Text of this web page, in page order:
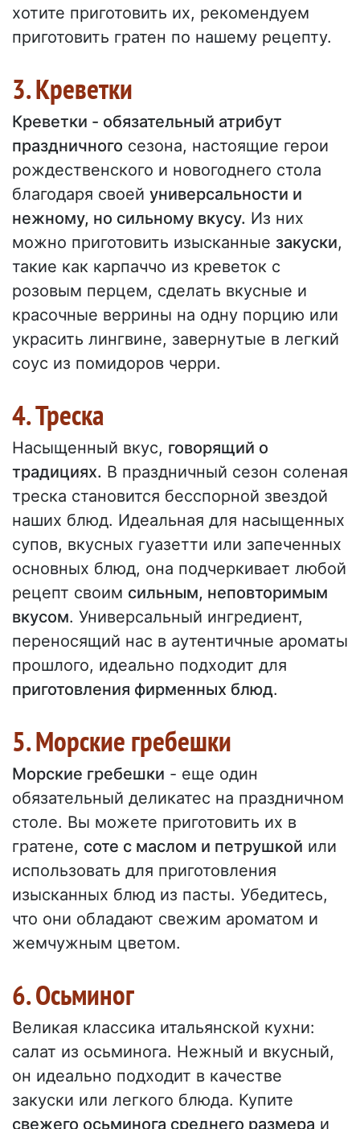
хотите приготовить их, рекомендуем
приготовить гратен по нашему рецепту.
3. Креветки
Креветки - обязательный атрибут
праздничного сезона, настоящие герои
рождественского и новогоднего стола
благодаря своей универсальности и
нежному, но сильному вкусу. Из них
можно приготовить изысканные закуски,
такие как карпаччо из креветок с
розовым перцем, сделать вкусные и
красочные веррины на одну порцию или
украсить лингвине, завернутые в легкий
соус из помидоров черри.
4. Треска
Насыщенный вкус, говорящий о
традициях. В праздничный сезон соленая
треска становится бесспорной звездой
наших блюд. Идеальная для насыщенных
супов, вкусных гуазетти или запеченных
основных блюд, она подчеркивает любой
рецепт своим сильным, неповторимым
вкусом. Универсальный ингредиент,
переносящий нас в аутентичные ароматы
прошлого, идеально подходит для
приготовления фирменных блюд.
5. Морские гребешки
Морские гребешки - еще один
обязательный деликатес на праздничном
столе. Вы можете приготовить их в
гратене, соте с маслом и петрушкой или
использовать для приготовления
изысканных блюд из пасты. Убедитесь,
что они обладают свежим ароматом и
жемчужным цветом.
6. Осьминог
Великая классика итальянской кухни:
салат из осьминога. Нежный и вкусный,
он идеально подходит в качестве
закуски или легкого блюда. Купите
свежего осьминога среднего размера и